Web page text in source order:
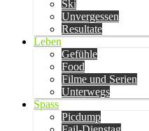
Ski
Unvergessen
Resultate
Leben
Gefühle
Food
Filme und Serien
Unterwegs
Spass
Picdump